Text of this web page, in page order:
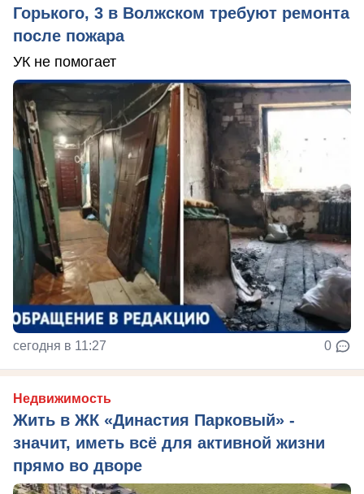
Горького, 3 в Волжском требуют ремонта
после пожара
УК не помогает
сегодня в 11:27 0
Недвижимость
Жить в ЖК «Династия Парковый» -
значит, иметь всё для активной жизни
прямо во дворе